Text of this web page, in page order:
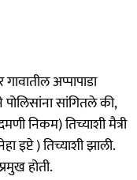
अप्पापाडा
सांगितले की,
निकम) तिच्याशी मैत्री
इप्टे ) तिच्याशी झाली.
होती.